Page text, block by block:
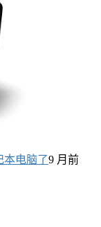
本电脑了9 月前